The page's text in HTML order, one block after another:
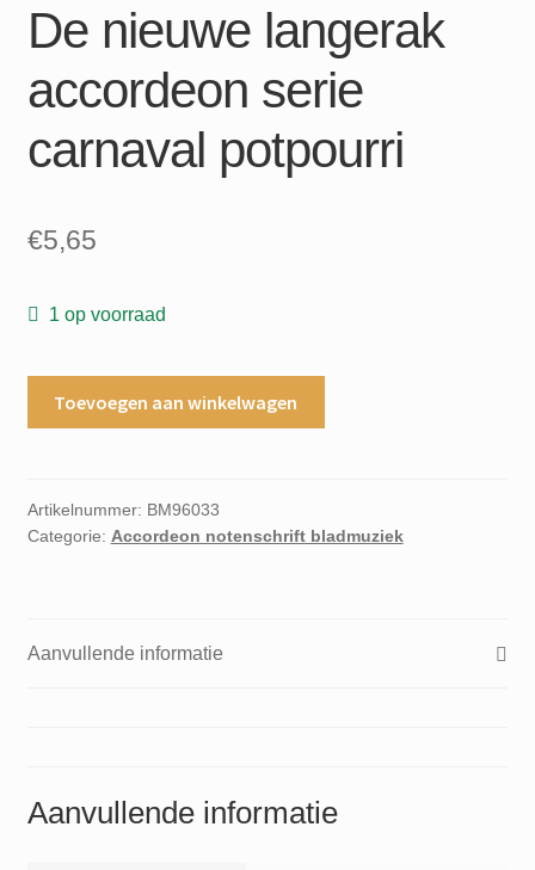
De nieuwe langerak
accordeon serie
carnaval potpourri
€5,65
1 op voorraad
serie
carnaval
Toevoegen aan winkelwagen
Artikelnummer: BM96033
Categorie: Accordeon notenschrift bladmuziek
Aanvullende informatie
Aanvullende informatie